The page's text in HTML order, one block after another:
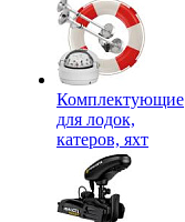
Комплектующие
для лодок,
катеров, яхт